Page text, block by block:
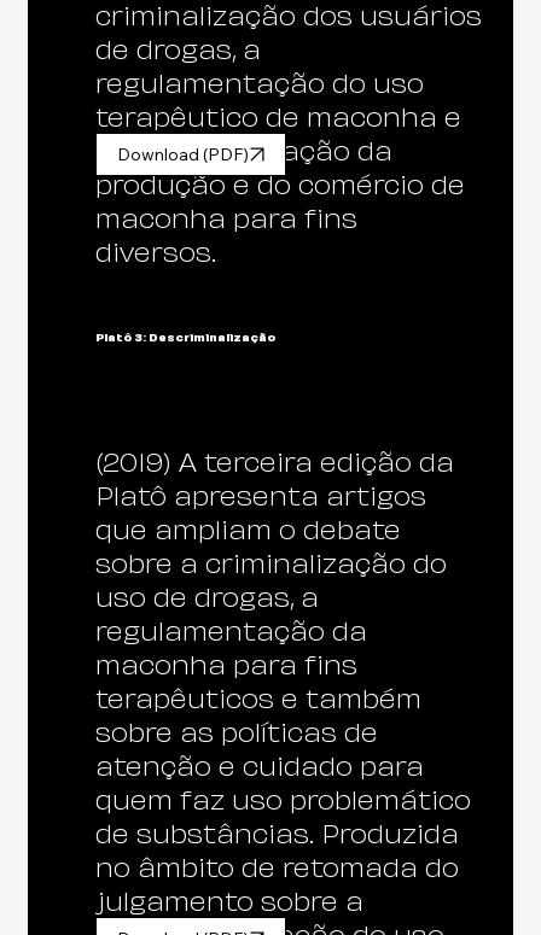
criminalização dos usuários
de drogas, a
regulamentação do uso
terapêutico de maconha e
a regulamentação da
produção e do comércio de
maconha para fins
diversos.
Download (PDF)
Platô 3: Descriminalização
(2019) A terceira edição da
Platô apresenta artigos
que ampliam o debate
sobre a criminalização do
uso de drogas, a
regulamentação da
maconha para fins
terapêuticos e também
sobre as políticas de
atenção e cuidado para
quem faz uso problemático
de substâncias. Produzida
no âmbito de retomada do
julgamento sobre a